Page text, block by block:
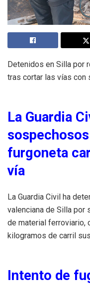
Detenidos en Silla por
tras cortar las vías con
La Guardia
furgoneta
vía
La Guardia Civil ha
valenciana de Silla por
de material ferroviario,
kilogramos de carril
Intento de